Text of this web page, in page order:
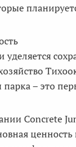
– это
Concrete